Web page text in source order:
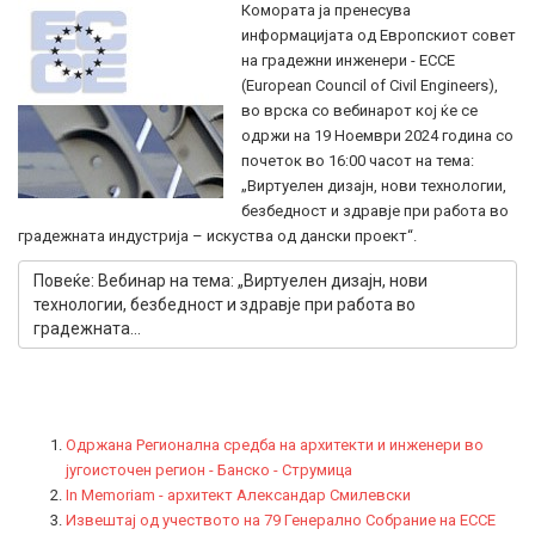
Комората ја пренесува
информацијата од Европскиот совет
на градежни инженери - ECCE
(Europeаn Council of Civil Engineers),
во врска со вебинарот кој ќе се
одржи на 19 Ноември 2024 година со
почеток во 16:00 часот на тема:
„Виртуелен дизајн, нови технологии,
безбедност и здравје при работа во
градежната индустрија – искуства од дански проект“.
Повеќе: Вебинар на тема: „Виртуелен дизајн, нови
технологии, безбедност и здравје при работа во
градежната...
Одржана Регионална средба на архитекти и инженери во
југоисточен регион - Банско - Струмица
In Memoriam - архитект Александар Смилевски
Извештај од учеството на 79 Генерално Собрание на ЕССЕ